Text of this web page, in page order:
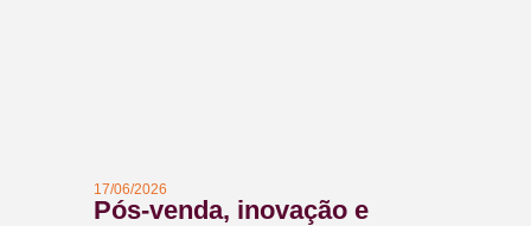
17/06/2026
Pós-venda, inovação e